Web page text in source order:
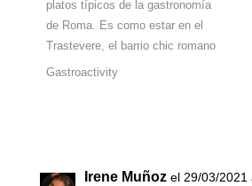
platos típicos de la gastronomía
de Roma. Es como estar en el
Trastevere, el barrio chic romano
Gastroactivity
Irene Muñoz el 29/03/2021